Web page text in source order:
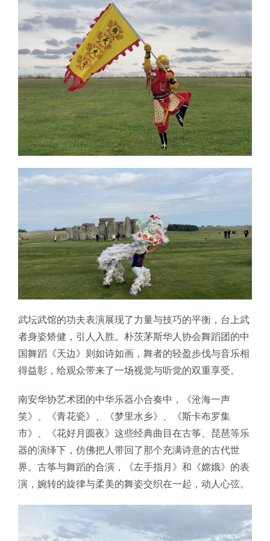
武坛武馆的功夫表演展现了力量与技巧的平衡，台上武
者身姿矫健，引人入胜。朴茨茅斯华人协会舞蹈团的中
国舞蹈《天边》则如诗如画，舞者的轻盈步伐与音乐相
得益彰，给观众带来了一场视觉与听觉的双重享受。
南安华协艺术团的中华乐器小合奏中，《沧海一声
笑》、《青花瓷》、《梦里水乡》、《斯卡布罗集
市》、《花好月圆夜》这些经典曲目在古筝、琵琶等乐
器的演绎下，仿佛把人带回了那个充满诗意的古代世
界。古筝与舞蹈的合演，《左手指月》和《嫦娥》的表
演，婉转的旋律与柔美的舞姿交织在一起，动人心弦。